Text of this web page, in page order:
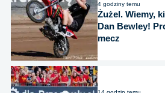
4 godziny temu
Żużel. Wiemy,
Dan Bewley!
mecz